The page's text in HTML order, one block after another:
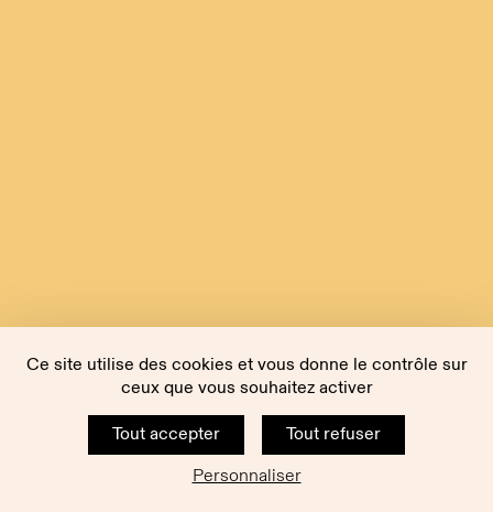
Ce site utilise des cookies et vous donne le contrôle sur
ceux que vous souhaitez activer
Tout accepter
Tout refuser
Personnaliser